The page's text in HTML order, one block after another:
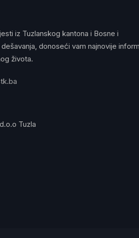
iz Tuzlanskog kantona i Bosne i
donoseći vam najnovije
života.
Tuzla